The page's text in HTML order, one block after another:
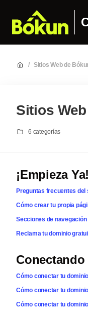
/ Sitios Web de
Sitios
6 categorías
¡Empieza Ya!
Preguntas frecuentes del
Cómo crear tu propia
Secciones de navegación
Reclama tu dominio
Cómo conectar tu
Cómo conectar tu
Cómo conectar tu